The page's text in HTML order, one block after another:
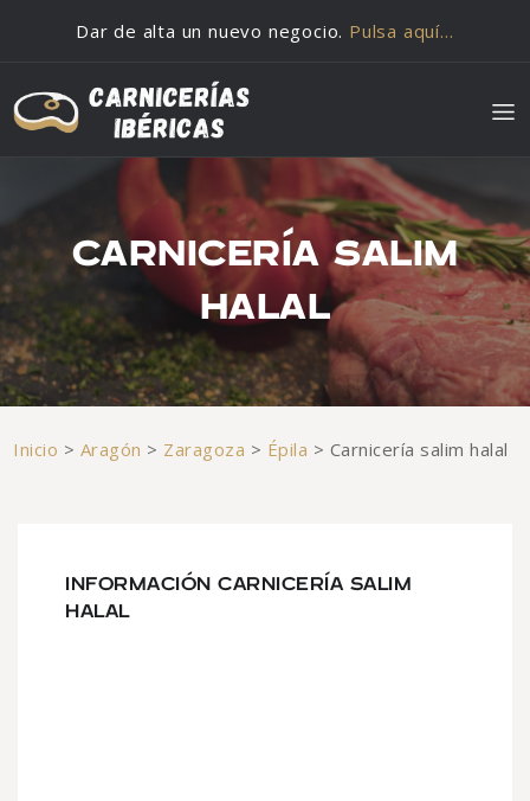
Dar de alta un nuevo negocio. Pulsa aquí…
CARNICERÍA SALIM
HALAL
Inicio > Aragón > Zaragoza > Épila > Carnicería salim halal
INFORMACIÓN CARNICERÍA SALIM
HALAL